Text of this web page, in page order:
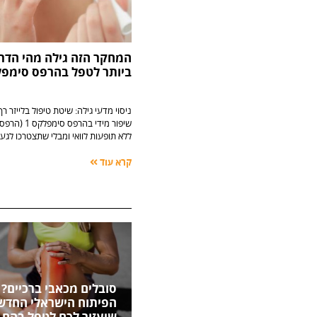
המחקר הזה גילה מהי
ביותר לטפל בהרפס
ניסוי מדעי גילה: שיטת טיפול בלייזר
שיפור מידי
ללא תופעות לוואי ומבלי שתצטרכו
קרא עוד
סובלים מכאבי
הפיתוח הישראלי